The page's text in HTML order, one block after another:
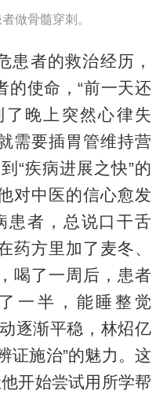
做骨髓穿刺。
患者的救治经历，
的使命，“前一天还
晚上突然心律失
需要插胃管维持营
“疾病进展之快”的
对中医的信心愈发
患者，总说口干舌
药方里加了麦冬、
喝了一周后，患者
一半，能睡整觉
逐渐平稳，林炤亿
证施治”的魅力。这
开始尝试用所学帮